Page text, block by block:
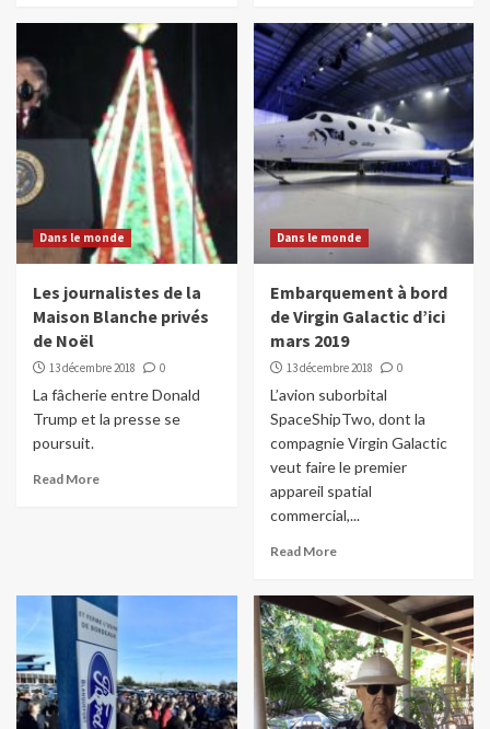
Dans le monde
Les journalistes de la
Maison Blanche privés
de Noël
13 décembre 2018 0
La fâcherie entre Donald
Trump et la presse se
poursuit.
Read More
Dans le monde
Embarquement à bord
de Virgin Galactic d’ici
mars 2019
13 décembre 2018 0
L’avion suborbital
SpaceShipTwo, dont la
compagnie Virgin Galactic
veut faire le premier
appareil spatial
commercial,...
Read More